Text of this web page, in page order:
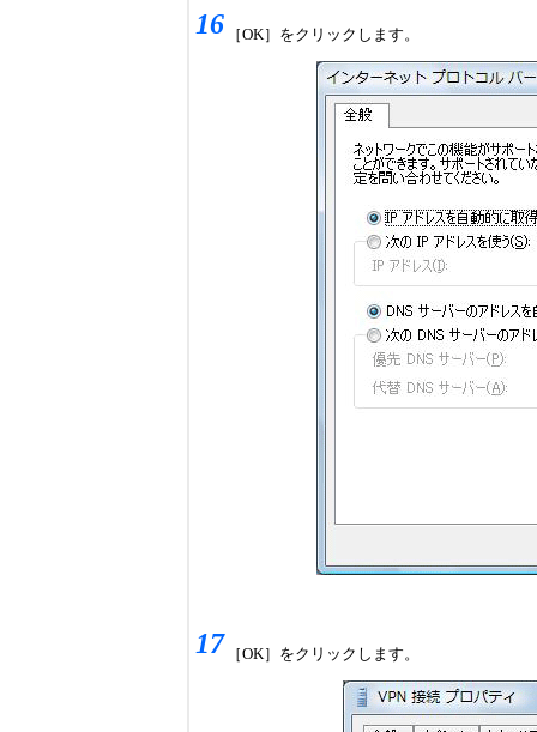
16 ［OK］をクリックします。
17 ［OK］をクリックします。